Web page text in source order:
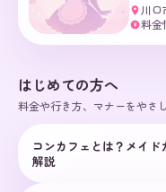
川口
¥ 料金
はじめての方へ
料金や行き方、マナーをやさ
コンカフェとは？メイ
解説